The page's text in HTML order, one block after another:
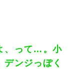
、って…。小
ンジっぽく